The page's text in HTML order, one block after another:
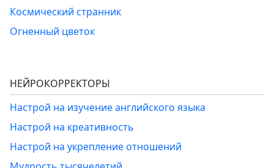
Космический странник
Огненный цветок
НЕЙРОКОРРЕКТОРЫ
Настрой на изучение английского языка
Настрой на креативность
Настрой на укрепление отношений